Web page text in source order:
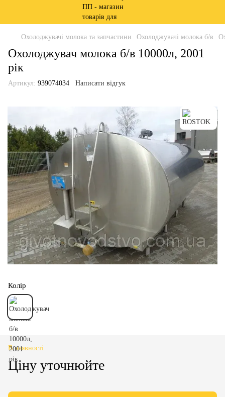
Охолоджувачі молока та запчастини Охолоджувачі молока б/в
Охолоджувач молока б/в 10000л, 2001
рік
Артикул: 939074034 Написати відгук
Колір
В наявності
Ціну уточнюйте